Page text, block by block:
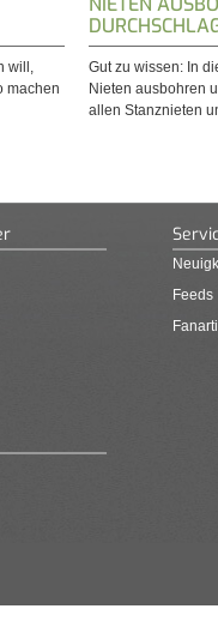
will,
machen
Gut zu wissen: In
Nieten ausbohren
allen Stanznieten
Feeds